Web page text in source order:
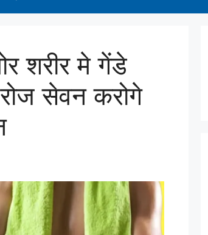
शरीर मे गेंडे
सेवन करोगे